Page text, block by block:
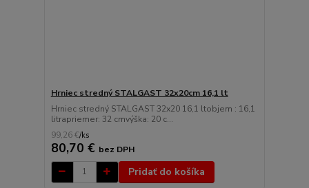
Hrniec stredný STALGAST 32x20cm 16,1 lt
Hrniec stredný STALGAST 32x20 16,1 ltobjem : 16,1
litrapriemer: 32 cmvýška: 20 c...
99,26 €/ks
80,70 € bez DPH
Pridať do košíka